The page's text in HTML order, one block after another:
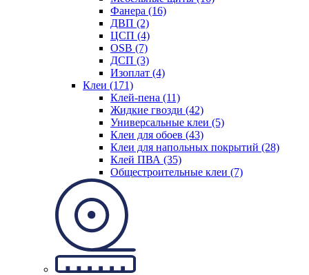
Фанера (16)
ДВП (2)
ЦСП (4)
OSB (7)
ДСП (3)
Изоплат (4)
Клеи (171)
Клей-пена (11)
Жидкие гвозди (42)
Универсальные клеи (5)
Клеи для обоев (43)
Клеи для напольных покрытий (28)
Клей ПВА (35)
Общестроительные клеи (7)